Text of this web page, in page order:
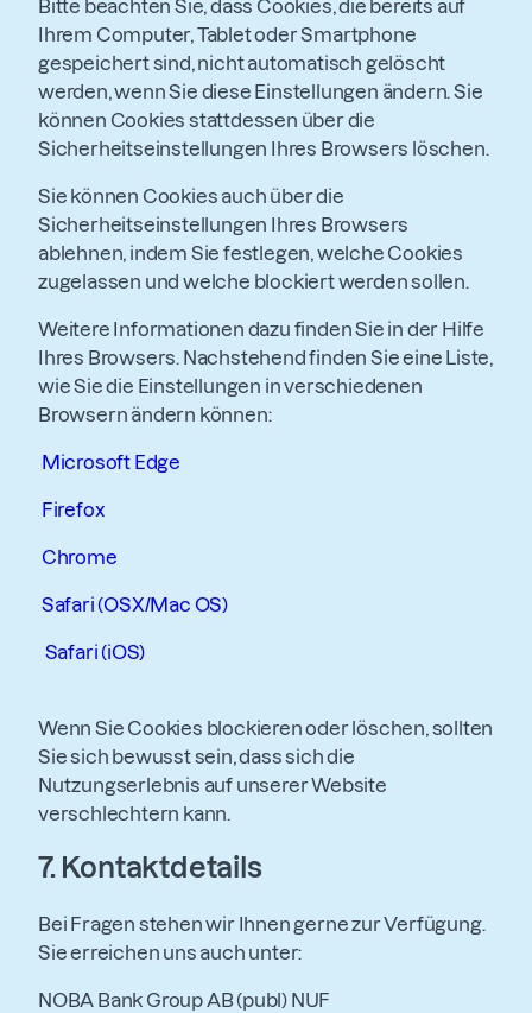
Bitte beachten Sie, dass Cookies, die bereits auf
Ihrem Computer, Tablet oder Smartphone
gespeichert sind, nicht automatisch gelöscht
werden, wenn Sie diese Einstellungen ändern. Sie
können Cookies stattdessen über die
Sicherheitseinstellungen Ihres Browsers löschen.
Sie können Cookies auch über die
Sicherheitseinstellungen Ihres Browsers
ablehnen, indem Sie festlegen, welche Cookies
zugelassen und welche blockiert werden sollen.
Weitere Informationen dazu finden Sie in der Hilfe
Ihres Browsers. Nachstehend finden Sie eine Liste,
wie Sie die Einstellungen in verschiedenen
Browsern ändern können:
Microsoft Edge
Firefox
Chrome
Safari (OSX/Mac OS)
Safari (iOS)
Wenn Sie Cookies blockieren oder löschen, sollten
Sie sich bewusst sein, dass sich die
Nutzungserlebnis auf unserer Website
verschlechtern kann.
7. Kontaktdetails
Bei Fragen stehen wir Ihnen gerne zur Verfügung.
Sie erreichen uns auch unter:
NOBA Bank Group AB (publ) NUF